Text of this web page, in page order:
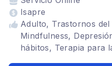
Isapre
Adulto, Trastornos
Mindfulness,
hábitos, Terapia para